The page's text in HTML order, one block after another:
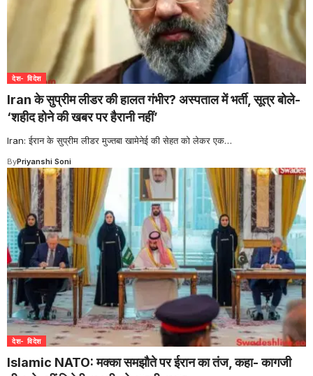
देश- विदेश
Iran के सुप्रीम लीडर की हालत गंभीर? अस्पताल में भर्ती, सूत्र बोले-
‘शहीद होने की खबर पर हैरानी नहीं’
Iran: ईरान के सुप्रीम लीडर मुज्तबा खामेनेई की सेहत को लेकर एक…
ByPriyanshi Soni
देश- विदेश
Islamic NATO: मक्का समझौते पर ईरान का तंज, कहा- कागजी